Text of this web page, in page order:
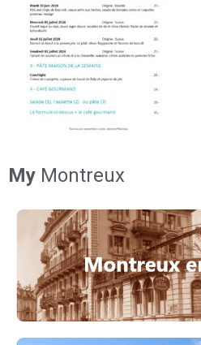
My Montreux